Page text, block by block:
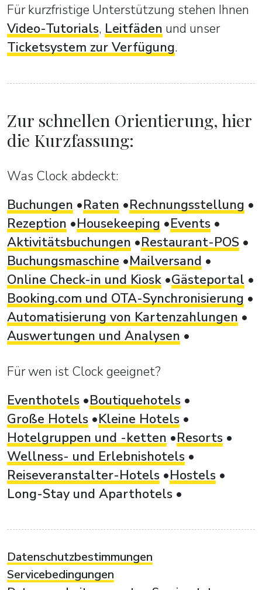
Für kurzfristige Unterstützung stehen Ihnen
Video-Tutorials, Leitfäden und unser
Ticketsystem zur Verfügung.
Zur schnellen Orientierung, hier
die Kurzfassung:
Was Clock abdeckt:
Buchungen
Raten
Rechnungsstellung
Rezeption
Housekeeping
Events
Aktivitätsbuchungen
Restaurant-POS
Buchungsmaschine
Mailversand
Online Check-in und Kiosk Gästeportal
Booking.com und OTA-Synchronisierung
Automatisierung von Kartenzahlungen
Auswertungen und Analysen
Für wen ist Clock geeignet?
Eventhotels
Boutiquehotels
Große Hotels
Kleine Hotels
Hotelgruppen und -ketten
Resorts
Wellness- und Erlebnishotels
Reiseveranstalter-Hotels
Hostels
Long-Stay und Aparthotels
Datenschutzbestimmungen
Servicebedingungen